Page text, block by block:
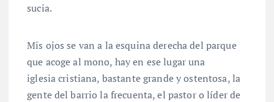
sucia.
Mis ojos se van a la esquina derecha del parque
que acoge al mono, hay en ese lugar una
iglesia cristiana, bastante grande y ostentosa, la
gente del barrio la frecuenta, el pastor o líder de